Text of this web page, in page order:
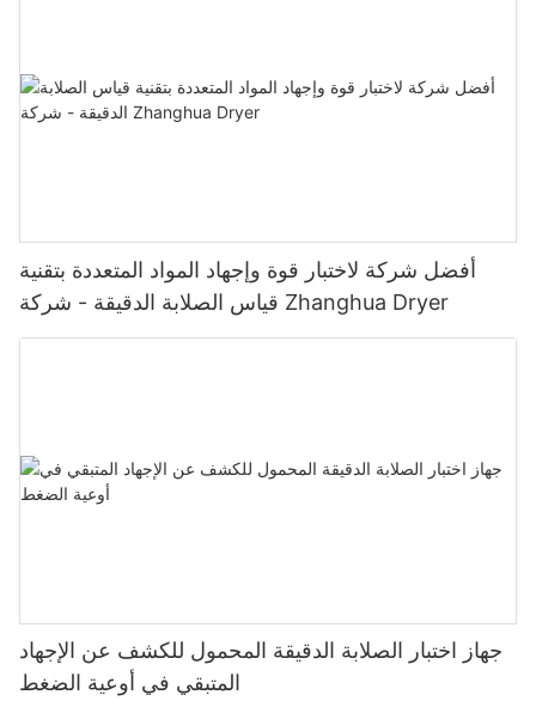
أفضل شركة لاختبار قوة وإجهاد المواد المتعددة بتقنية
قياس الصلابة الدقيقة - شركة Zhanghua Dryer
جهاز اختبار الصلابة الدقيقة المحمول للكشف عن الإجهاد
المتبقي في أوعية الضغط